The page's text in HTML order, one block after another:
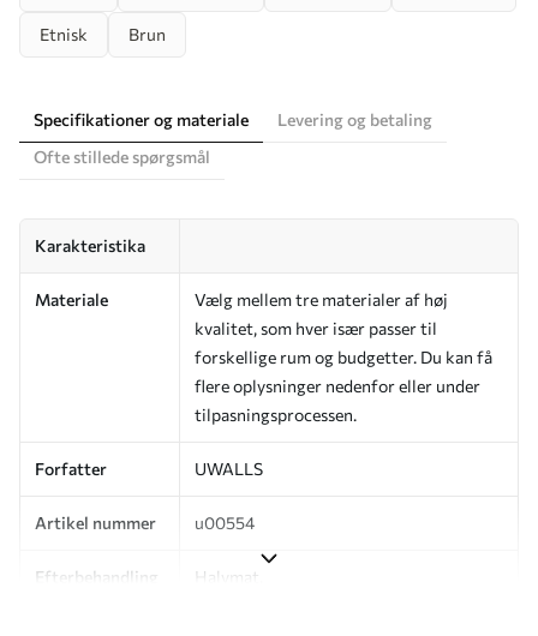
Etnisk Brun
Specifikationer og materiale
Levering og betaling
Ofte stillede spørgsmål
Karakteristika
Materiale
Vælg mellem tre materialer af høj
kvalitet, som hver især passer til
forskellige rum og budgetter. Du kan få
flere oplysninger nedenfor eller under
tilpasningsprocessen.
Forfatter UWALLS
Artikel nummer u00554
Efterbehandling Halvmat.